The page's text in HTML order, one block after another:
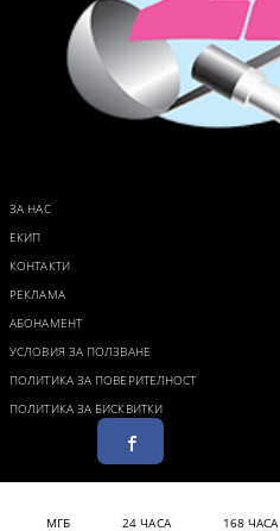
ЗА НАС
ЕКИП
КОНТАКТИ
РЕКЛАМА
АБОНАМЕНТ
УСЛОВИЯ ЗА ПОЛЗВАНЕ
ПОЛИТИКА ЗА ПОВЕРИТЕЛНОСТ
ПОЛИТИКА ЗА БИСКВИТКИ
МГБ 24 ЧАСА 168 ЧАСА